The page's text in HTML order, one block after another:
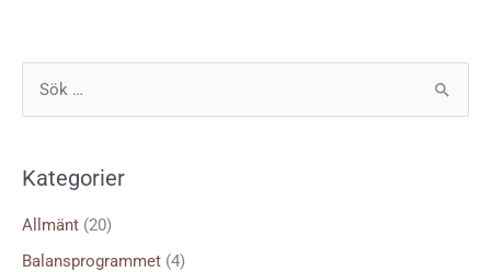
e
f
t
Kategorier
Allmänt (20)
Balansprogrammet (4)